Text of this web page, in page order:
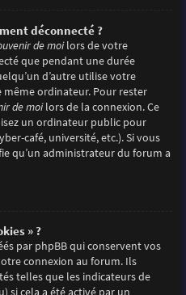
déconnecté ?
de moilors de votre
que pendant une durée
d’autre utilise votre
ordinateur. Pour rester
de moilors de la connexion. Ce
un ordinateur public pour
café, université, etc.). Si vous
qu’un administrateur du forum a
» ?
par phpBB qui conservent vos
connexion au forum. Ils
telles que les indicateurs de
si cela a été activé par un